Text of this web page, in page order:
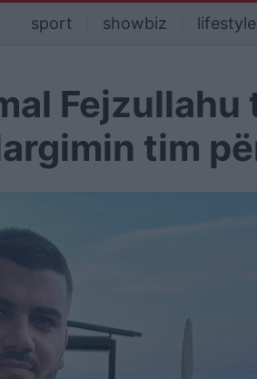
sport showbiz lifestyle
Fejzullahu
tim